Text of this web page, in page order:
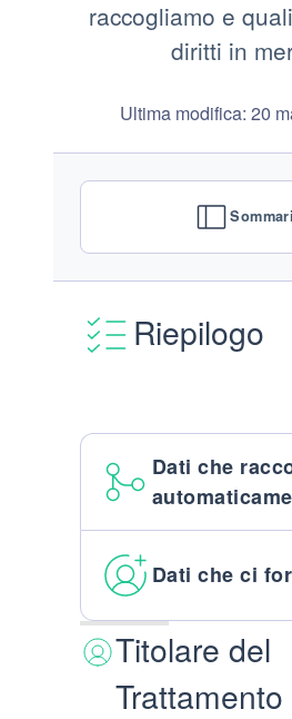
raccogliamo e
diritti in
Ultima modifica: 20
Riepilogo
Dati che
Dati che ci
Titolare del